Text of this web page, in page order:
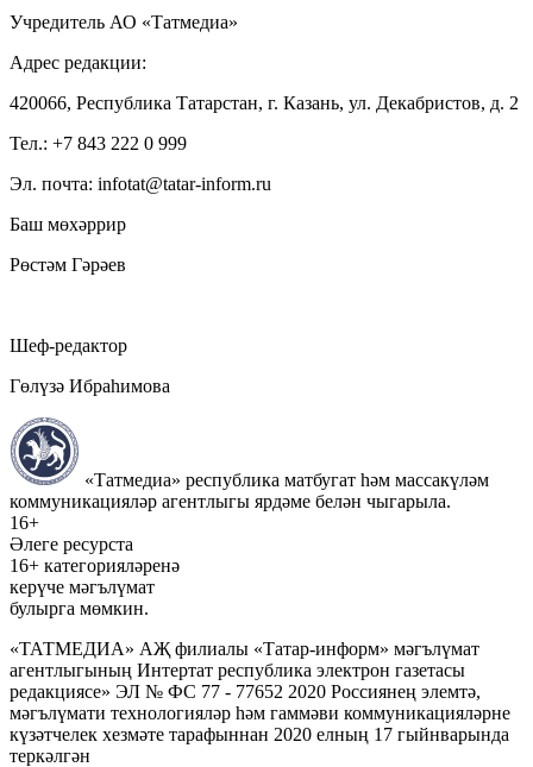
Учредитель АО «Татмедиа»
Адрес редакции:
420066, Республика Татарстан, г. Казань, ул. Декабристов, д. 2
Тел.: +7 843 222 0 999
Эл. почта: infotat@tatar-inform.ru
Баш мөхәррир
Рөстәм Гәрәев
Шеф-редактор
Гөлүзә Ибраһимова
«Татмедиа» республика матбугат һәм массакүләм
коммуникацияләр агентлыгы ярдәме белән чыгарыла.
16+
Әлеге ресурста
16+ категорияләренә
керүче мәгълүмат
булырга мөмкин.
«ТАТМЕДИА» АҖ филиалы «Татар-информ» мәгълүмат
агентлыгының Интертат республика электрон газетасы
редакциясе» ЭЛ № ФС 77 - 77652 2020 Россиянең элемтә,
мәгълүмати технологияләр һәм гаммәви коммуникацияләрне
күзәтчелек хезмәте тарафыннан 2020 елның 17 гыйнварында
теркәлгән